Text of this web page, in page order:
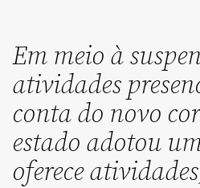
Em meio à
atividades
conta do novo
estado adotou
oferece